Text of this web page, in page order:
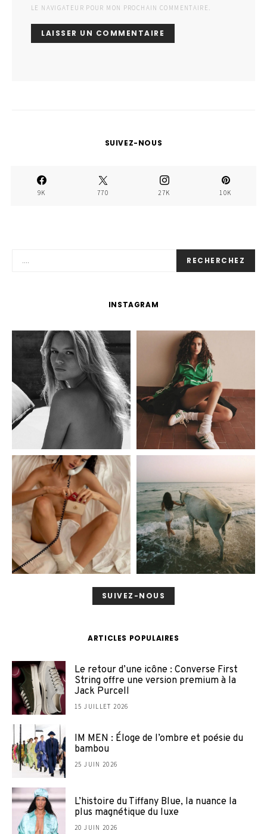
LE NAVIGATEUR POUR MON PROCHAIN COMMENTAIRE.
SUIVEZ-NOUS
9K 770 27K 10K
RECHERCHEZ
INSTAGRAM
SUIVEZ-NOUS
ARTICLES POPULAIRES
Le retour d’une icône : Converse First
String offre une version premium à la
Jack Purcell
15 JUILLET 2026
IM MEN : Éloge de l’ombre et poésie du
bambou
25 JUIN 2026
L’histoire du Tiffany Blue, la nuance la
plus magnétique du luxe
20 JUIN 2026